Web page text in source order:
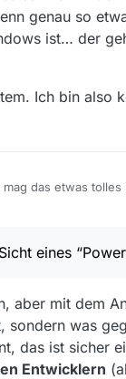
genau so
ist… der
Ich bin
mag das etwas
Administrators
mal unter
erhalten)… da
ich schnell mal
lieben
mich nie ein
dass es wie
genau so etwas
geht am besten
System. Ich bin
eines
aber mit dem
was
das ist sicher
Entwicklern